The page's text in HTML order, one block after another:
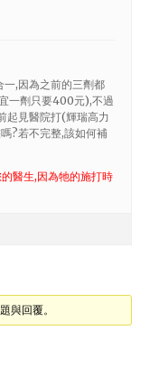
,因為之前的三劑都
一劑只要400元),不過
起見醫院打(輝瑞高力
?若不完整,該如何補
醫生,因為牠的施打時
與回覆。